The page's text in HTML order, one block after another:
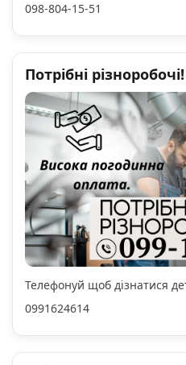
098-804-15-51
Потрібні різноробочі!
Телефонуй щоб дізнатися
0991624614